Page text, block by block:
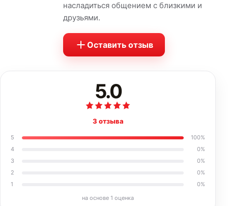
насладиться общением с близкими и
друзьями.
Оставить отзыв
5.0
3 отзыва
5 100%
4
0%
3
0%
2
0%
1
0%
на основе 1 оценка